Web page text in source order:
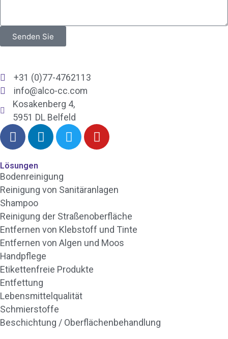
Senden Sie
+31 (0)77-4762113
info@alco-cc.com
Kosakenberg 4,
5951 DL Belfeld
Lösungen
Bodenreinigung
Reinigung von Sanitäranlagen
Shampoo
Reinigung der Straßenoberfläche
Entfernen von Klebstoff und Tinte
Entfernen von Algen und Moos
Handpflege
Etikettenfreie Produkte
Entfettung
Lebensmittelqualität
Schmierstoffe
Beschichtung / Oberflächenbehandlung